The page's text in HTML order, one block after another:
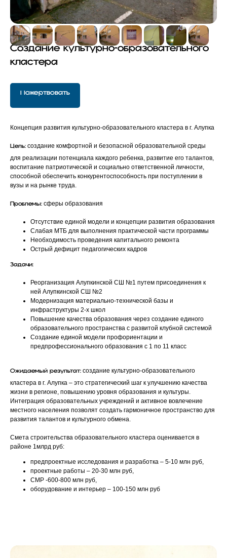
Создание культурно-образовательного
кластера
Пожертвовать
Концепция развития культурно-образовательного кластера в г. Алупка
Цель:
создание комфортной и безопасной образовательной среды
для реализации потенциала каждого ребенка, развитие его талантов,
воспитание патриотической и социально ответственной личности,
способной обеспечить конкурентоспособность при поступлении в
вузы и на рынке труда.
Проблемы: сферы образования
Отсутствие единой модели и концепции развития образования
Слабая МТБ для выполнения практической части программы
Необходимость проведения капитального ремонта
Острый дефицит педагогических кадров
Задачи:
Реорганизация Алупкинской СШ №1 путем присоединения к
ней Алупкинской СШ №2
Модернизация материально-технической базы и
инфраструктуры 2-х школ
Повышение качества образования через создание единого
образовательного пространства с развитой клубной системой
Создание единой модели профориентации и
предпрофессионального образования с 1 по 11 класс
Ожидаемый результат:
создание культурно-образовательного
кластера в г. Алупка – это стратегический шаг к улучшению качества
жизни в регионе, повышению уровня образования и культуры.
Интеграция образовательных учреждений и активное вовлечение
местного населения позволят создать гармоничное пространство для
развития талантов и культурного обмена.
Смета строительства образовательного кластера оценивается в
районе 1млрд руб:
предпроектные исследования и разработка – 5-10 млн руб,
проектные работы – 20-30 млн руб,
СМР -600-800 млн руб,
оборудование и интерьер – 100-150 млн руб